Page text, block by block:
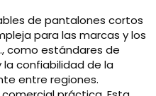
de pantalones cortos
para las marcas y los
como estándares de
la confiabilidad de la
entre regiones.